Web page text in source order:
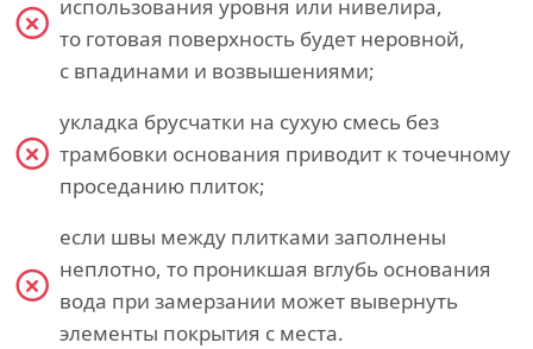
использования уровня или нивелира,
то готовая поверхность будет неровной,
с впадинами и возвышениями;
укладка брусчатки на сухую смесь без
трамбовки основания приводит к точечному
проседанию плиток;
если швы между плитками заполнены
неплотно, то проникшая вглубь основания
вода при замерзании может вывернуть
элементы покрытия с места.